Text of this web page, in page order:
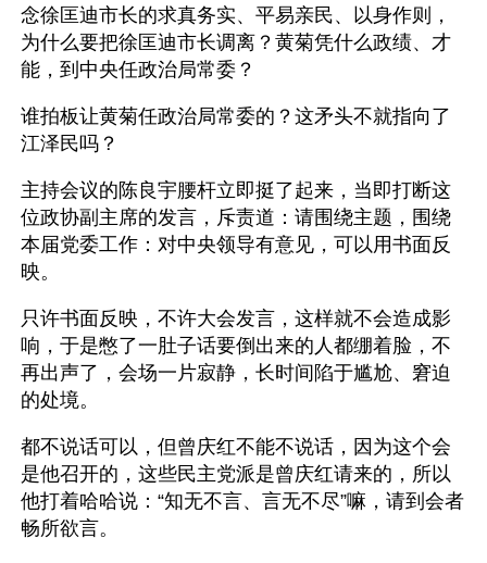
念徐匡迪市长的求真务实、平易亲民、以身作则，
为什么要把徐匡迪市长调离？黄菊凭什么政绩、才
能，到中央任政治局常委？
谁拍板让黄菊任政治局常委的？这矛头不就指向了
江泽民吗？
主持会议的陈良宇腰杆立即挺了起来，当即打断这
位政协副主席的发言，斥责道：请围绕主题，围绕
本届党委工作：对中央领导有意见，可以用书面反
映。
只许书面反映，不许大会发言，这样就不会造成影
响，于是憋了一肚子话要倒出来的人都绷着脸，不
再出声了，会场一片寂静，长时间陷于尴尬、窘迫
的处境。
都不说话可以，但曾庆红不能不说话，因为这个会
是他召开的，这些民主党派是曾庆红请来的，所以
他打着哈哈说：“知无不言、言无不尽”嘛，请到会者
畅所欲言。